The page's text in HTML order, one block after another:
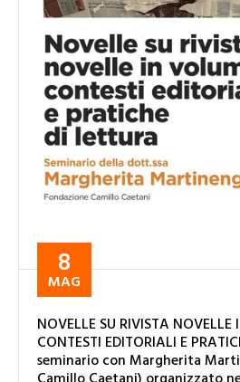
8
MAG
NOVELLE SU RIVISTA NOVELLE
CONTESTI EDITORIALI E
seminario con Margherita